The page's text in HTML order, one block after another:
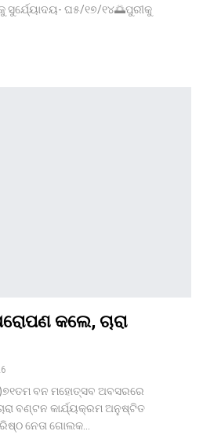
ସୁର୍ଯ୍ୟୋଦୟ- ଘ୫/୧୭/୧୪🌅ପୁରୀକୁ
କଲେ, ଚାରା
ବନ ମହୋତ୍ସବ ଅବସରରେ
ବଣ୍ଟନ କାର୍ଯ୍ୟକ୍ରମ ଅନୁଷ୍ଟିତ
ନେତା ଗୋଲକ…